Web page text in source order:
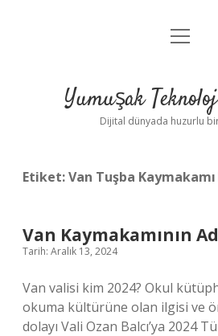
Anasayfa
Yasal Uyarı
menüyü
Yumuşak
Dijital dünyada huzurlu
Etiket:Van Tuşba
Van Kaymakamının
Tarih: Aralık 13, 2024
Van valisi kim 2024? Okul
okuma kültürüne olan ilgisi ve
dolayı Vali Ozan Balcı’ya 2024